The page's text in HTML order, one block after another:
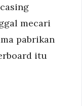
mecari
pabrikan
itu